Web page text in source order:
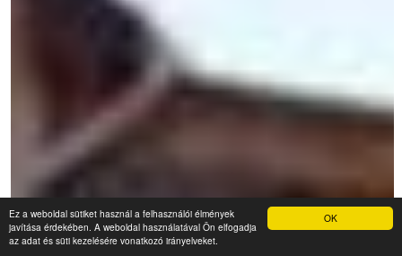
OK
Ez a weboldal sütiket használ a felhasználói élmények
javítása érdekében. A weboldal használatával Ön elfogadja
az adat és süti kezelésére vonatkozó irányelveket.